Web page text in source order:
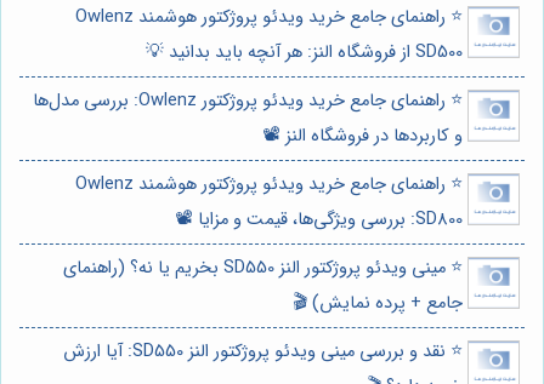
⭐️ راهنمای جامع خرید ویدئو پروژکتور هوشمند Owlenz
SD500 از فروشگاه النز: هر آنچه باید بدانید 💡
⭐️ راهنمای جامع خرید ویدئو پروژکتور Owlenz: بررسی مدل‌ها
و کاربردها در فروشگاه النز 📽️
⭐️ راهنمای جامع خرید ویدئو پروژکتور هوشمند Owlenz
SD800: بررسی ویژگی‌ها، قیمت و مزایا 📽️
⭐️ مینی ویدئو پروژکتور النز SD550 بخریم یا نه؟ (راهنمای
جامع + پرده نمایش) 🎬
⭐️ نقد و بررسی مینی ویدئو پروژکتور النز SD550: آیا ارزش